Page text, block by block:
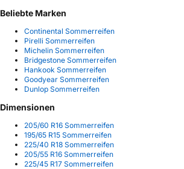
Beliebte Marken
Continental Sommerreifen
Pirelli Sommerreifen
Michelin Sommerreifen
Bridgestone Sommerreifen
Hankook Sommerreifen
Goodyear Sommerreifen
Dunlop Sommerreifen
Dimensionen
205/60 R16 Sommerreifen
195/65 R15 Sommerreifen
225/40 R18 Sommerreifen
205/55 R16 Sommerreifen
225/45 R17 Sommerreifen